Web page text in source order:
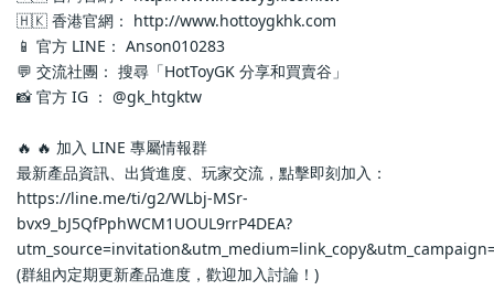
🇭🇰 香港官網： http://www.hottoygkhk.com
📱 官方 LINE： Anson010283
💬 交流社團： 搜尋「HotToyGK 分享和買賣谷」
📸 官方 IG ： @gk_htgktw
🔥 🔥 加入 LINE 專屬情報群
最新產品資訊、出貨進度、玩家交流，點擊即刻加入：
https://line.me/ti/g2/WLbj-MSr-
bvx9_bJ5QfPphWCM1UOUL9rrP4DEA?
(群組內定期更新產品進度，歡迎加入討論！)